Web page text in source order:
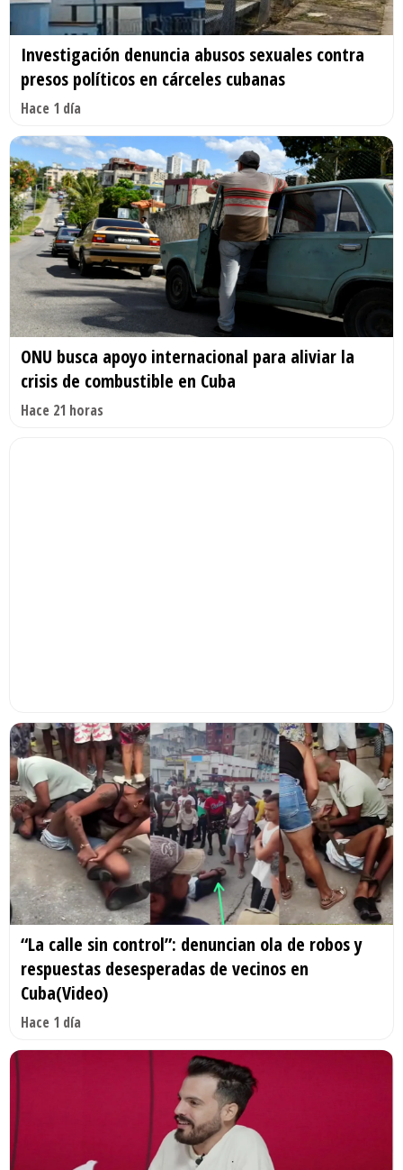
Investigación denuncia abusos sexuales contra
presos políticos en cárceles cubanas
Hace 1 día
ONU busca apoyo internacional para aliviar la
crisis de combustible en Cuba
Hace 21 horas
“La calle sin control”: denuncian ola de robos y
respuestas desesperadas de vecinos en
Cuba(Video)
Hace 1 día